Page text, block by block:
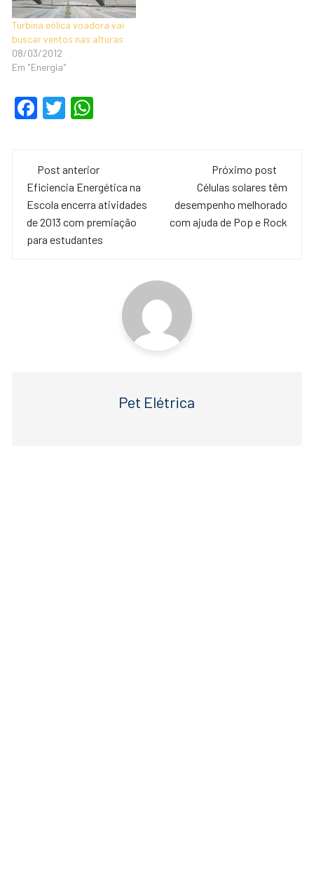
Turbina eólica voadora vai
buscar ventos nas alturas
08/03/2012
Em "Energia"
F
e
b
o
o
T
er s
A
p
p
Navegação
de
post
Post anterior
Eficiencia Energética na
Escola encerra atividades
de 2013 com premiação
para estudantes
Próximo post
Células solares têm
desempenho melhorado
com ajuda de Pop e Rock
Pet Elétrica